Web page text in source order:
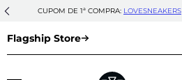
CUPOM DE 1ª COMPRA: LOVESNEAKERS
Flagship Store